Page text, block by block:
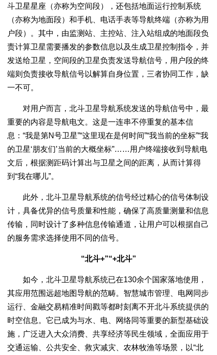
斗卫星星座（亦称为空间段），还包括地面运行控制系统
（亦称为地面段）和手机、电话手表等导航终端（亦称为用
户段）。其中，由监测站、主控站、注入站组成的地面段负
责计算卫星需要播发的参数信息以及生成卫星控制指令，并
发送给卫星，空间段的卫星负责发送导航信号，用户段的终
端则负责接收导航信号以解算自身位置，三者协同工作，缺
一不可。
对用户而言，北斗卫星导航系统发送的导航信号中，最
重要的内容是导航电文。这是一连串不停重复的基本信
息：“我是第N号卫星”“这里现在是何时间”“我当前的坐标”“我
的卫星‘朋友们’当前的大概坐标”……用户终端接收到导航电
文后，根据测距码计算出与卫星之间的距离，从而计算得
到“我在哪儿”。
此外，北斗卫星导航系统的信号经过精心的信号体制设
计，具备优异的信号质量和性能，确保了高质量测量和信息
传输，同时设计了多种信息传输通道，让用户可以根据自己
的服务需求选择使用不同的信号。
“北斗+”“+北斗”
如今，北斗卫星导航系统已在130余个国家落地使用，
其应用范围远超地图导航的范畴。智慧城市管理、电网同步
运行、金融交易精准时间戳等都时刻离不开北斗系统提供的
时空信息。它已成为与水、电、网络同等重要的新型基础设
施，广泛进入大众消费、共享经济等民生领域，全面应用于
交通运输、公共安全、救灾减灾、农林牧渔等场景，以“北